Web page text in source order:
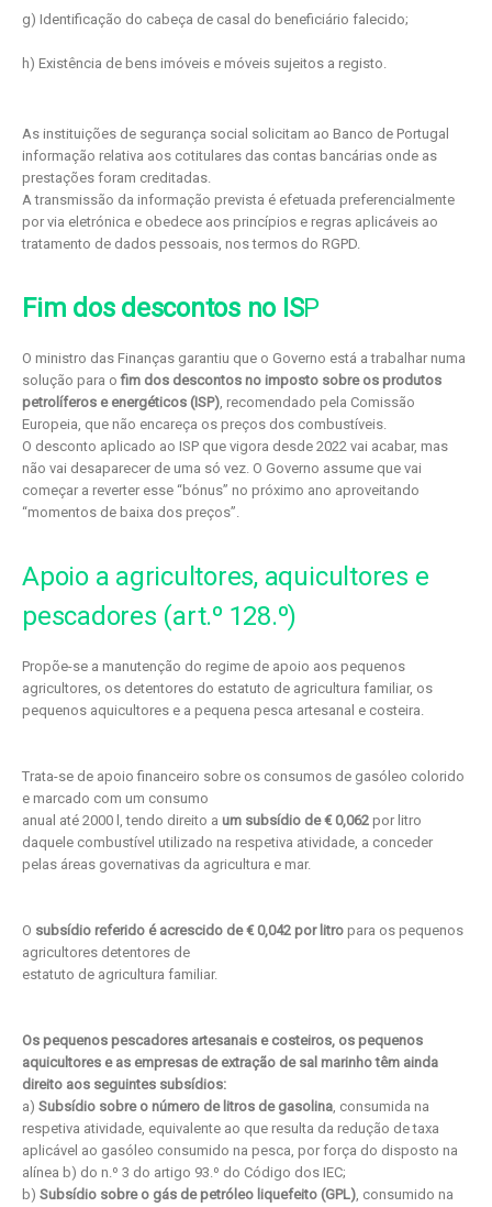
g) Identificação do cabeça de casal do beneficiário falecido;
h) Existência de bens imóveis e móveis sujeitos a registo.
As instituições de segurança social solicitam ao Banco de Portugal
informação relativa aos cotitulares das contas bancárias onde as
prestações foram creditadas.
A transmissão da informação prevista é efetuada preferencialmente
por via eletrónica e obedece aos princípios e regras aplicáveis ao
tratamento de dados pessoais, nos termos do RGPD.
Fim dos descontos no ISP
O ministro das Finanças garantiu que o Governo está a trabalhar numa
solução para ofim dos descontos no imposto sobre os produtos
petrolíferos e energéticos (ISP), recomendado pela Comissão
Europeia, que não encareça os preços dos combustíveis.
O desconto aplicado ao ISP que vigora desde 2022 vai acabar, mas
não vai desaparecer de uma só vez. O Governo assume que vai
começar a reverter esse “bónus” no próximo ano aproveitando
“momentos de baixa dos preços”.
Apoio a agricultores, aquicultores e
pescadores (art.º 128.º)
Propõe-se a manutenção do regime de apoio aos pequenos
agricultores, os detentores do estatuto de agricultura familiar, os
pequenos aquicultores e a pequena pesca artesanal e costeira.
Trata-se de apoio financeiro sobre os consumos de gasóleo colorido
e marcado com um consumo
anual até 2000 l, tendo direito a um subsídio de € 0,062 por litro
daquele combustível utilizado na respetiva atividade, a conceder
pelas áreas governativas da agricultura e mar.
O subsídio referido é acrescido de € 0,042 por litro para os pequenos
agricultores detentores de
estatuto de agricultura familiar.
Os pequenos pescadores artesanais e costeiros, os pequenos
aquicultores e as empresas de extração de sal marinho têm ainda
direito aos seguintes subsídios:
a) Subsídio sobre o número de litros de gasolina, consumida na
respetiva atividade, equivalente ao que resulta da redução de taxa
aplicável ao gasóleo consumido na pesca, por força do disposto na
alínea b) do n.º 3 do artigo 93.º do Código dos IEC;
b) Subsídio sobre o gás de petróleo liquefeito (GPL), consumido na